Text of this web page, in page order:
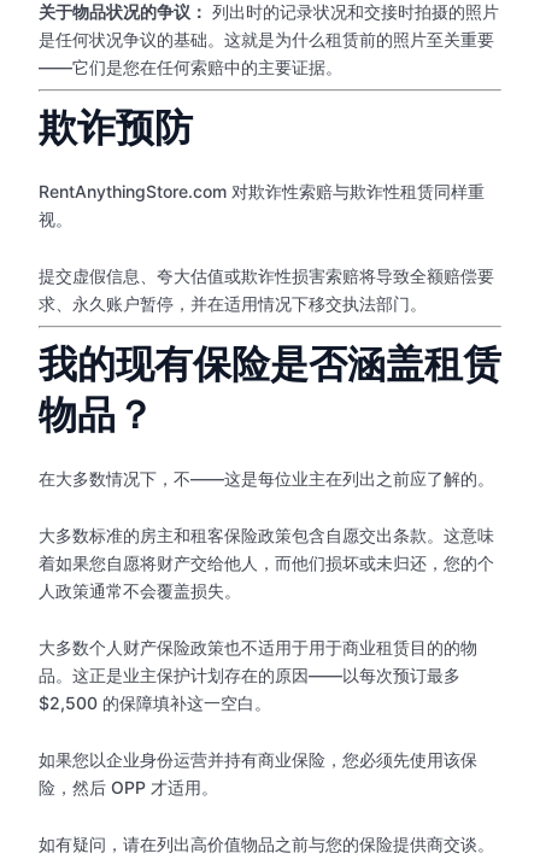
关于物品状况的争议： 列出时的记录状况和交接时拍摄的照片
是任何状况争议的基础。这就是为什么租赁前的照片至关重要
——它们是您在任何索赔中的主要证据。
欺诈预防
RentAnythingStore.com 对欺诈性索赔与欺诈性租赁同样重
视。
提交虚假信息、夸大估值或欺诈性损害索赔将导致全额赔偿要
求、永久账户暂停，并在适用情况下移交执法部门。
我的现有保险是否涵盖租赁
物品？
在大多数情况下，不——这是每位业主在列出之前应了解的。
大多数标准的房主和租客保险政策包含自愿交出条款。这意味
着如果您自愿将财产交给他人，而他们损坏或未归还，您的个
人政策通常不会覆盖损失。
大多数个人财产保险政策也不适用于用于商业租赁目的的物
品。这正是业主保护计划存在的原因——以每次预订最多
$2,500 的保障填补这一空白。
如果您以企业身份运营并持有商业保险，您必须先使用该保
险，然后 OPP 才适用。
如有疑问，请在列出高价值物品之前与您的保险提供商交谈。